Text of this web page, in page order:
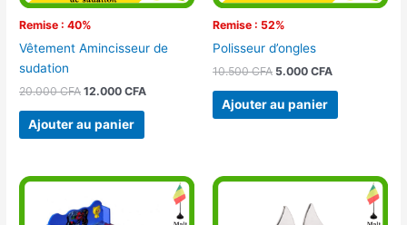
Remise : 40%
Vêtement Amincisseur de
sudation
20.000CFA 12.000CFA
Ajouter au panier
Remise : 52%
Polisseur d’ongles
10.500CFA 5.000 CFA
Ajouter au panier